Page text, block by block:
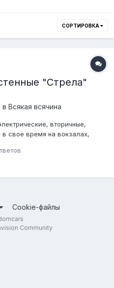
СОРТИРОВКА
"Стрела"
в Всякая всячина
вторичные,
свое время на вокзалах,
Cookie-файлы
Community